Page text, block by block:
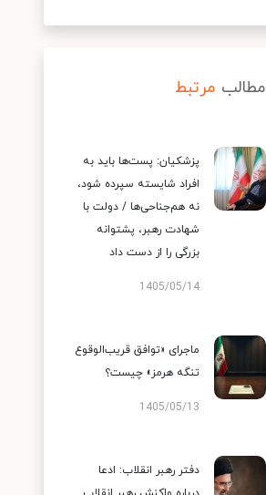
مطالب مرتبط
پزشکیان: پست‌ها باید به
افراد شایسته سپرده شود،
نه هم‌جناحی‌ها / دولت با
شهادت رهبر، پشتوانه
بزرگی را از دست داد
1405/05/14
ماجرای «توافق قریب‌الوقوع
تنگه هرمز» چیست؟
1405/05/13
دفتر رهبر انقلاب: ادعا